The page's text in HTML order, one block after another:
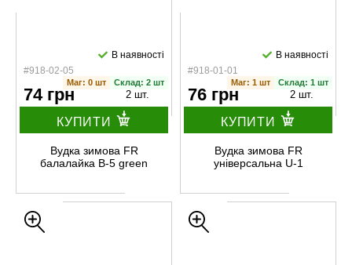
#918-02-05
В наявності
Маг: 0 шт Склад: 2 шт
74 грн 2 шт.
КУПИТИ
Вудка зимова FR
балалайка B-5 green
#918-01-01
В наявності
Маг: 1 шт Склад: 1 шт
76 грн 2 шт.
КУПИТИ
Вудка зимова FR
універсальна U-1